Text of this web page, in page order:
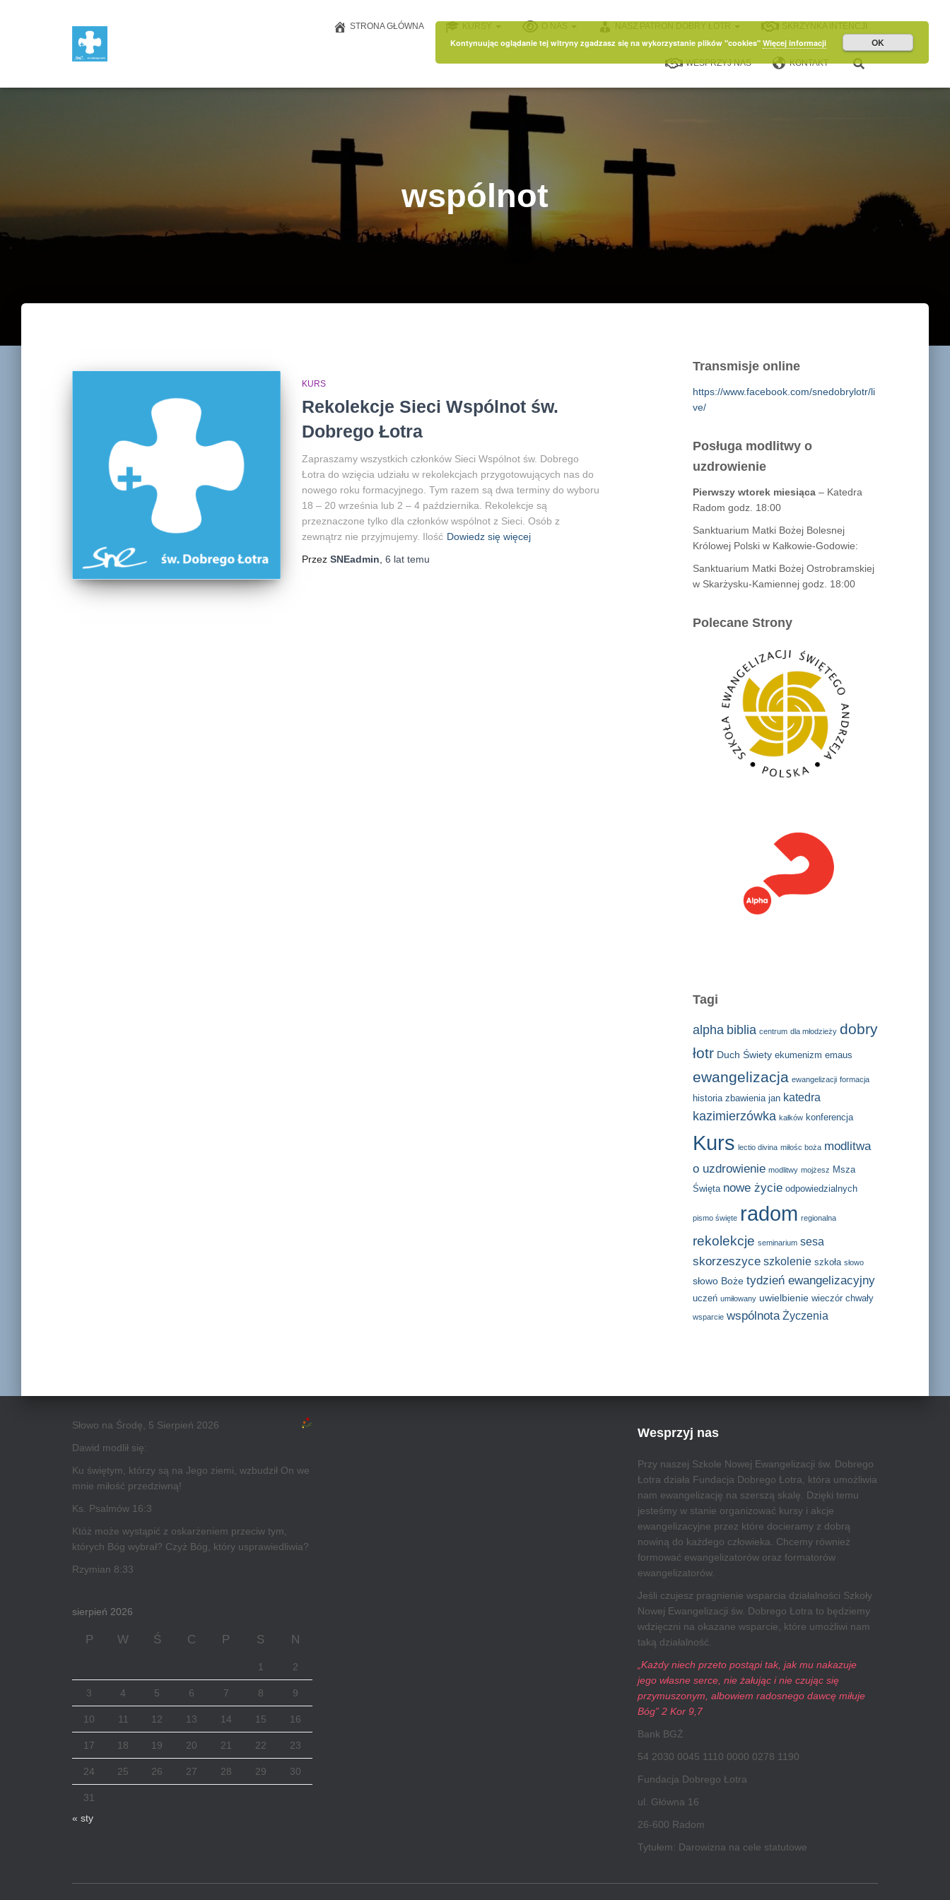
STRONA GŁÓWNA KURSY O NAS NASZ PATRON DOBRY ŁOTR SKRZYNKA INTENCJI
WESPRZYJ NAS KONTAKT
wspólnot
KURS
Rekolekcje Sieci Wspólnot św.
Dobrego Łotra
Zapraszamy wszystkich członków Sieci Wspólnot św. Dobrego
Łotra do wzięcia udziału w rekolekcjach przygotowujących nas do
nowego roku formacyjnego. Tym razem są dwa terminy do wyboru
18 – 20 września lub 2 – 4 października. Rekolekcje są
przeznaczone tylko dla członków wspólnot z Sieci. Osób z
zewnątrz nie przyjmujemy. Ilość Dowiedz się więcej
Przez SNEadmin 6 lat temu
Transmisje online
https://www.facebook.com/snedobrylotr/li
ve/
Posługa modlitwy o
uzdrowienie
Pierwszy wtorek miesiąca– Katedra
Radom godz. 18:00
Sanktuarium Matki Bożej Bolesnej
Królowej Polski w Kałkowie-Godowie:
Sanktuarium Matki Bożej Ostrobramskiej
w Skarżysku-Kamiennej godz. 18:00
Polecane Strony
Tagi
alpha biblia centrum dla młodzieży dobry
łotr Duch Świety ekumenizm emaus
ewangelizacja ewangelizacji formacja
historia zbawienia jan katedra
kazimierzówka kałków konferencja
Kurs lectio divina miłośc boża modlitwa
o uzdrowienie modlitwy mojżesz Msza
Święta nowe życie odpowiedzialnych
pismo święte radom regionalna
rekolekcje seminarium sesa
skorzeszyce szkolenie szkoła słowo
słowo Boże tydzień ewangelizacyjny
uczeń umiłowany uwielbienie wieczór chwały
wsparcie wspólnota Życzenia
Słowo na Środę, 5 Sierpień 2026
Dawid modlił się:
Ku świętym, którzy są na Jego ziemi, wzbudził On we
mnie miłość przedziwną!
Ks. Psalmów 16:3
Któż może wystąpić z oskarżeniem przeciw tym,
których Bóg wybrał? Czyż Bóg, który usprawiedliwia?
Rzymian 8:33
sierpień 2026
P W Ś C P S N
1 2
3 4 5 6 7 8 9
10 11 12 13 14 15 16
17 18 19 20 21 22 23
24 25 26 27 28 29 30
31
« sty
Wesprzyj nas
Przy naszej Szkole Nowej Ewangelizacji św. Dobrego
Łotra działa Fundacja Dobrego Łotra, która umożliwia
nam ewangelizację na szerszą skalę. Dzięki temu
jesteśmy w stanie organizować kursy i akcje
ewangelizacyjne przez które docieramy z dobrą
nowiną do każdego człowieka. Chcemy również
formować ewangelizatorów oraz formatorów
ewangelizatorów.
Jeśli czujesz pragnienie wsparcia działalności Szkoły
Nowej Ewangelizacji św. Dobrego Łotra to będziemy
wdzięczni na okazane wsparcie, które umożliwi nam
taką działalność.
„Każdy niech przeto postąpi tak, jak mu nakazuje
jego własne serce, nie żałując i nie czując się
przymuszonym, albowiem radosnego dawcę miłuje
Bóg” 2 Kor 9,7
Bank BGŻ
54 2030 0045 1110 0000 0278 1190
Fundacja Dobrego Łotra
ul. Główna 16
26-600 Radom
Tytułem: Darowizna na cele statutowe
Kontynuując oglądanie tej witryny zgadzasz się na wykorzystanie plików "cookies" Więcej informacji OK